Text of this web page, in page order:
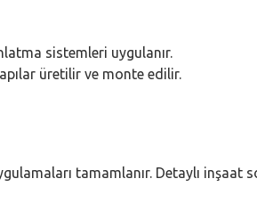
sistemleri uygulanır.
üretilir ve monte edilir.
tamamlanır. Detaylı inşaat